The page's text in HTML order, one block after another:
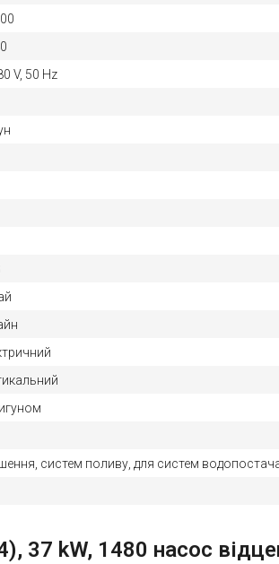
V, 50 Hz
систем поливу, для систем
37 kW, 1480 насос